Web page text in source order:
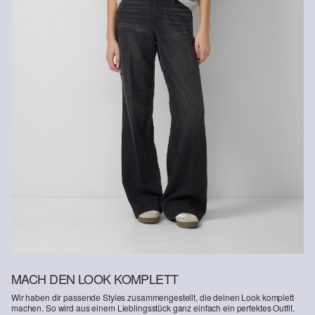
Gastkunden können ihre Artikel innerhalb von 14 Tagen nach
Erhalt der Ware an uns zurückschicken. Fashion Card und VIP
Kunden haben nach Erhalt der Ware 30 Tage Zeit, um ihre Artikel
Weitere Informationen sind unserer „Hilfe & FAQ
Deine Retoure kannst du online anmelden.
MACH DEN LOOK KOMPLETT
Wir haben dir passende Styles zusammengestellt, die deinen Look komplett
machen. So wird aus einem Lieblingsstück ganz einfach ein perfektes Outfit.